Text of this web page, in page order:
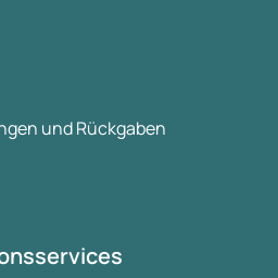
und Rückgaben